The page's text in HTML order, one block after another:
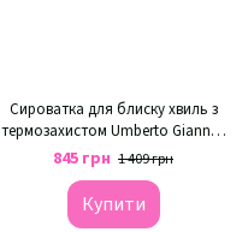
Сироватка для блиску хвиль з
термозахистом Umberto Giannini
Glazed Waves Shine Serum
845 грн 1 409 грн
Купити